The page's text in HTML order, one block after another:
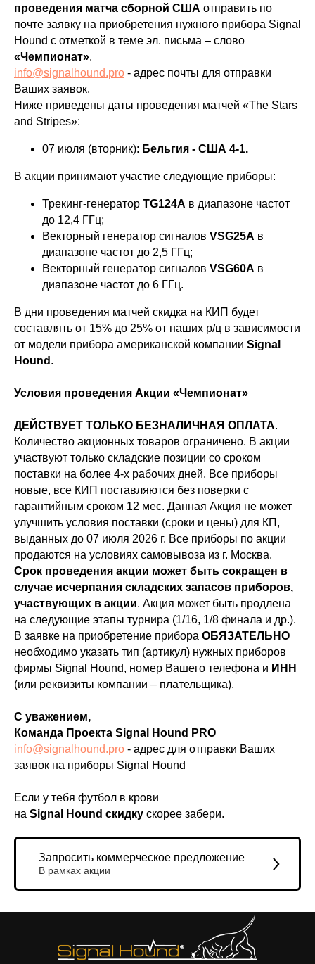
проведения матча сборной США отправить по
почте заявку на приобретения нужного прибора Signal
Hound с отметкой в теме эл. письма – слово
«Чемпионат».
info@signalhound.pro - адрес почты для отправки
Ваших заявок.
Ниже приведены даты проведения матчей «The Stars
and Stripes»:
07 июля (вторник): Бельгия - США 4-1.
В акции принимают участие следующие приборы:
Трекинг-генератор TG124A в диапазоне частот
до 12,4 ГГц;
Векторный генератор сигналов VSG25A в
диапазоне частот до 2,5 ГГц;
Векторный генератор сигналов VSG60A в
диапазоне частот до 6 ГГц.
В дни проведения матчей скидка на КИП будет
составлять от 15% до 25% от наших р/ц в зависимости
от модели прибора американской компании Signal
Hound .
Условия проведения Акции «Чемпионат»
ДЕЙСТВУЕТ ТОЛЬКО БЕЗНАЛИЧНАЯ ОПЛАТА.
Количество акционных товаров ограничено. В акции
участвуют только складские позиции со сроком
поставки на более 4-х рабочих дней. Все приборы
новые, все КИП поставляются без поверки с
гарантийным сроком 12 мес. Данная Акция не может
улучшить условия поставки (сроки и цены) для КП,
выданных до 07 июля 2026 г. Все приборы по акции
продаются на условиях самовывоза из г. Москва.
Срок проведения акции может быть сокращен в
случае исчерпания складских запасов приборов,
участвующих в акции. Акция может быть продлена
на следующие этапы турнира (1/16, 1/8 финала и др.).
В заявке на приобретение прибора ОБЯЗАТЕЛЬНО
необходимо указать тип (артикул) нужных приборов
фирмы Signal Hound, номер Вашего телефона и ИНН
(или реквизиты компании – плательщика).
С уважением,
Команда Проекта Signal Hound PRO
info@signalhound.pro - адрес для отправки Ваших
заявок на приборы Signal Hound
Если у тебя футбол в крови
на Signal Hound скидку скорее забери.
Запросить коммерческое предложение
В рамках акции